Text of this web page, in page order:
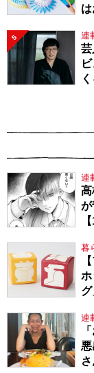
5 連
芸
連
高
暮
ホ
グ
連